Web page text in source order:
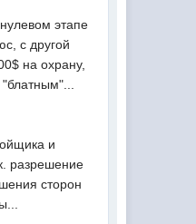
этапе
с другой
на охрану,
"блатным"...
и
разрешение
сторон